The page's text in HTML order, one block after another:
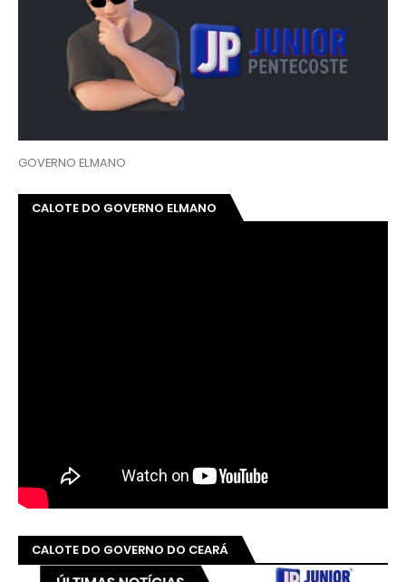
GOVERNO ELMANO
CALOTE DO GOVERNO ELMANO
CALOTE DO GOVERNO DO CEARÁ